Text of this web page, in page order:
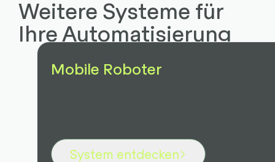
Weitere Systeme für
Ihre Automatisierung
Mobile Roboter
System entdecken